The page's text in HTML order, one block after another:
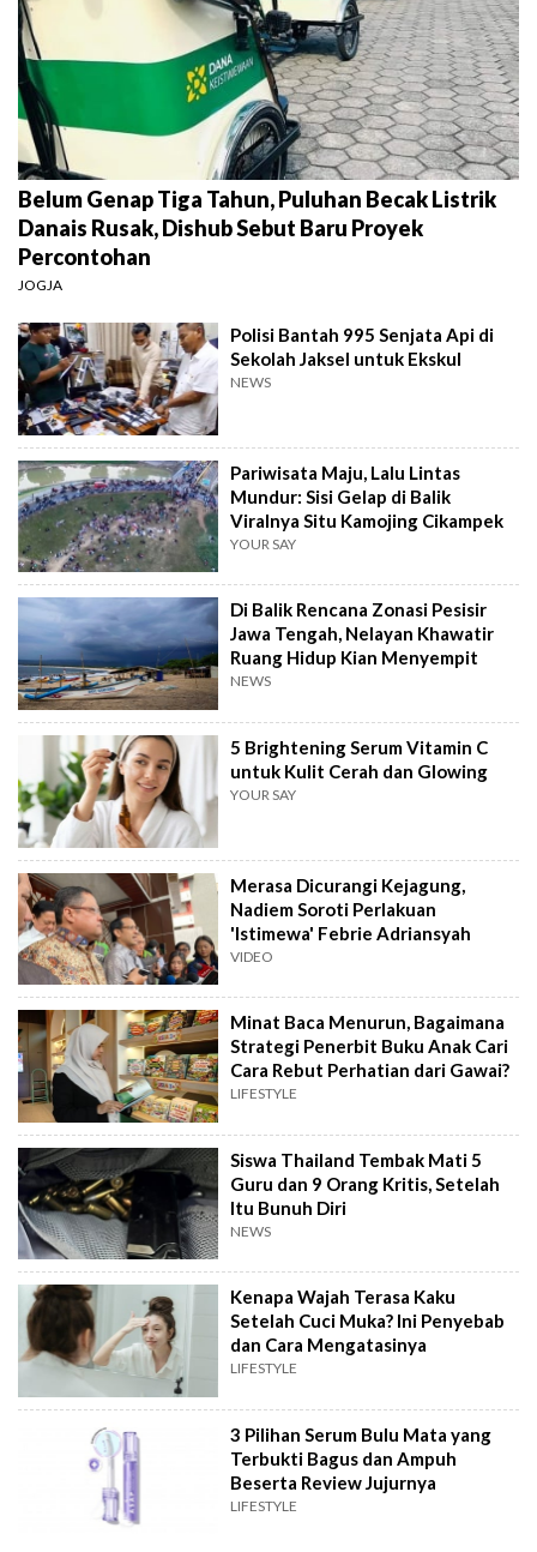
Belum Genap Tiga Tahun, Puluhan Becak Listrik
Danais Rusak, Dishub Sebut Baru Proyek
Percontohan
JOGJA
Polisi Bantah 995 Senjata Api di
Sekolah Jaksel untuk Ekskul
NEWS
Pariwisata Maju, Lalu Lintas
Mundur: Sisi Gelap di Balik
Viralnya Situ Kamojing Cikampek
YOUR SAY
Di Balik Rencana Zonasi Pesisir
Jawa Tengah, Nelayan Khawatir
Ruang Hidup Kian Menyempit
NEWS
5 Brightening Serum Vitamin C
untuk Kulit Cerah dan Glowing
YOUR SAY
Merasa Dicurangi Kejagung,
Nadiem Soroti Perlakuan
'Istimewa' Febrie Adriansyah
VIDEO
Minat Baca Menurun, Bagaimana
Strategi Penerbit Buku Anak Cari
Cara Rebut Perhatian dari Gawai?
LIFESTYLE
Siswa Thailand Tembak Mati 5
Guru dan 9 Orang Kritis, Setelah
Itu Bunuh Diri
NEWS
Kenapa Wajah Terasa Kaku
Setelah Cuci Muka? Ini Penyebab
dan Cara Mengatasinya
LIFESTYLE
3 Pilihan Serum Bulu Mata yang
Terbukti Bagus dan Ampuh
Beserta Review Jujurnya
LIFESTYLE